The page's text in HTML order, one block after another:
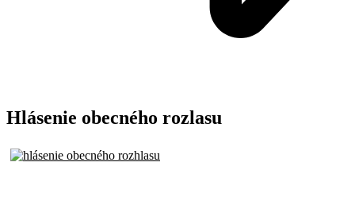
Hlásenie obecného rozlasu